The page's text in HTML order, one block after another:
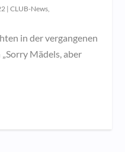
|CLUB-News,
in der vergangenen
Mädels, aber